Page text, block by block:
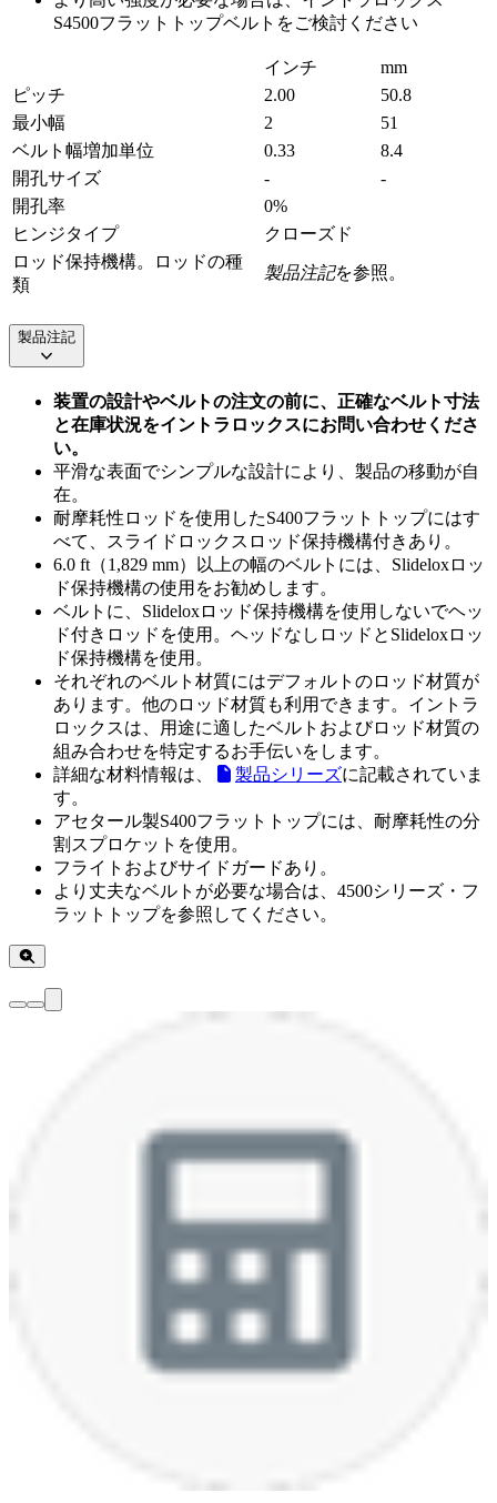
S4500フラットトップベルトをご検討ください
インチ
mm
ピッチ
2.00
50.8
最小幅
2
51
ベルト幅増加単位
0.33
8.4
開孔サイズ
-
-
開孔率
0%
ヒンジタイプ
クローズド
ロッド保持機構。ロッドの種
類
製品注記を参照。
製品注記
装置の設計やベルトの注文の前に、正確なベルト寸法
と在庫状況をイントラロックスにお問い合わせくださ
い。
平滑な表面でシンプルな設計により、製品の移動が自
在。
耐摩耗性ロッドを使用したS400フラットトップにはす
べて、スライドロックスロッド保持機構付きあり。
6.0 ft（1,829 mm）以上の幅のベルトには、Slideloxロッ
ド保持機構の使用をお勧めします。
ベルトに、Slideloxロッド保持機構を使用しないでヘッ
ド付きロッドを使用。ヘッドなしロッドとSlideloxロッ
ド保持機構を使用。
それぞれのベルト材質にはデフォルトのロッド材質が
あります。他のロッド材質も利用できます。イントラ
ロックスは、用途に適したベルトおよびロッド材質の
組み合わせを特定するお手伝いをします。
詳細な材料情報は、
製品シリーズに記載されていま
す。
アセタール製S400フラットトップには、耐摩耗性の分
割スプロケットを使用。
フライトおよびサイドガードあり。
より丈夫なベルトが必要な場合は、4500シリーズ・フ
ラットトップを参照してください。